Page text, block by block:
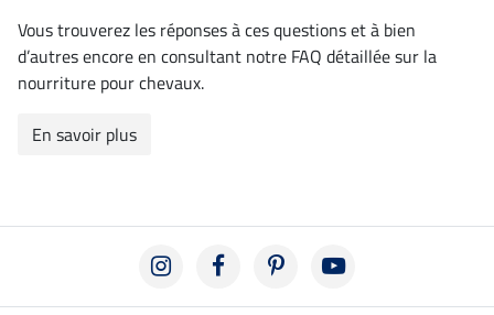
Vous trouverez les réponses à ces questions et à bien
d’autres encore en consultant notre FAQ détaillée sur la
nourriture pour chevaux.
En savoir plus